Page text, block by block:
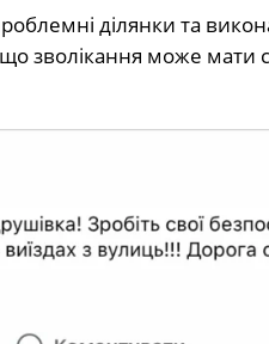
ділянки та
зволікання може мати